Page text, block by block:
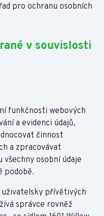
pro ochranu osobních
v souvislosti
funkčnosti webových
a evidenci údajů,
činnost
a zpracovávat
osobní údaje
podobě.
přívětivých
správce rovněž